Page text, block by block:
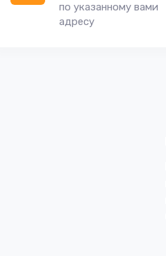
по указанному вами
адресу